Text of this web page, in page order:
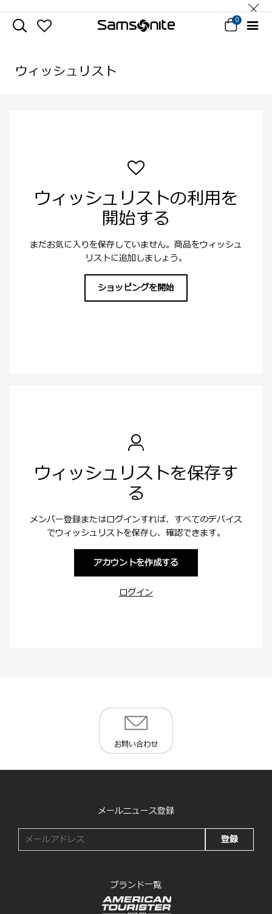
0
ウィッシュリスト
ウィッシュリストの利用を
開始する
まだお気に入りを保存していません。商品をウィッシュ
リストに追加しましょう。
ショッピングを開始
ウィッシュリストを保存す
る
メンバー登録またはログインすれば、すべてのデバイス
でウィッシュリストを保存し、確認できます。
アカウントを作成する
ログイン
お問い合わせ
メールニュース登録
登録
ブランド一覧